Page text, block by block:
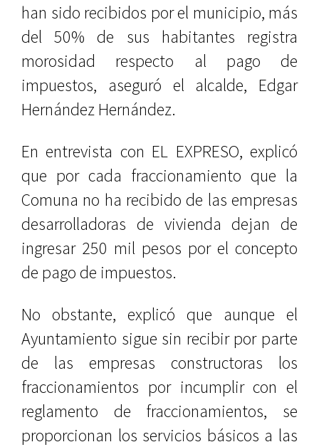
han sido recibidos por el municipio, más
del 50% de sus habitantes registra
morosidad respecto al pago de
impuestos, aseguró el alcalde, Edgar
Hernández Hernández.
En entrevista con EL EXPRESO, explicó
que por cada fraccionamiento que la
Comuna no ha recibido de las empresas
desarrolladoras de vivienda dejan de
ingresar 250 mil pesos por el concepto
de pago de impuestos.
No obstante, explicó que aunque el
Ayuntamiento sigue sin recibir por parte
de las empresas constructoras los
fraccionamientos por incumplir con el
reglamento de fraccionamientos, se
proporcionan los servicios básicos a las